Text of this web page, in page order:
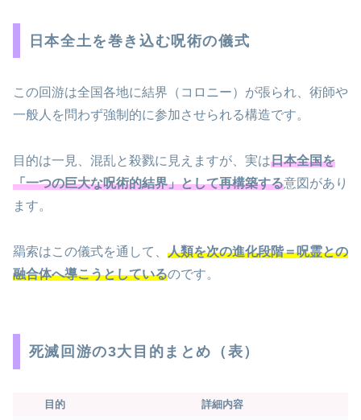
日本全土を巻き込む呪術の儀式
この回游は全国各地に結界（コロニー）が張られ、術師や
一般人を問わず強制的に参加させられる構造です。
目的は一見、混乱と殺戮に見えますが、実は日本全国を
「一つの巨大な呪術的結界」として再構築する意図があり
ます。
羂索はこの儀式を通して、 人類を次の進化段階＝呪霊との
融合体へ導こうとしているのです。
死滅回游の3大目的まとめ（表）
目的 詳細内容